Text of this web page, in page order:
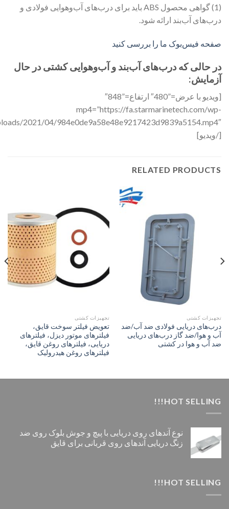
(1) گواهی محصول ABS باید برای درب‌های آب‌وهوایی فولادی و
درب‌های آب‌بند ارائه شود.
صفحه فیس‌بوک ما را بررسی کنید
در حالی که درب‌های آب‌بند و آب‌وهوایی کشتی در حال
آزمایش:
[ویدیو با عرض=”480″ ارتفاع=”848″
mp4=”https://fa.starmarinetech.com/wp-
[/ویدیو]
RELATED PRODUCTS
تجهیزات کشتی
درب‌های دریایی فولادی ضد آب/ضد
آب و هوا/ضد گاز درب‌های دریایی
ضد آب و هوا در کشتی
تجهیزات کشتی
تعویض فیلتر سوخت قایق،
فیلترهای موتور دیزل، فیلترهای
دریایی، فیلترهای روغن قایق،
فیلترهای روغن هیدرولیک
HOT SELLING!!!
نوع آندهای روی دریایی با پیچ و جوش بلوک روی ضد
زنگ دریایی آندهای روی قربانی برای قایق
HOT SELLING!!!